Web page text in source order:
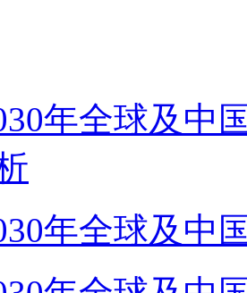
年全球及中
年全球及中